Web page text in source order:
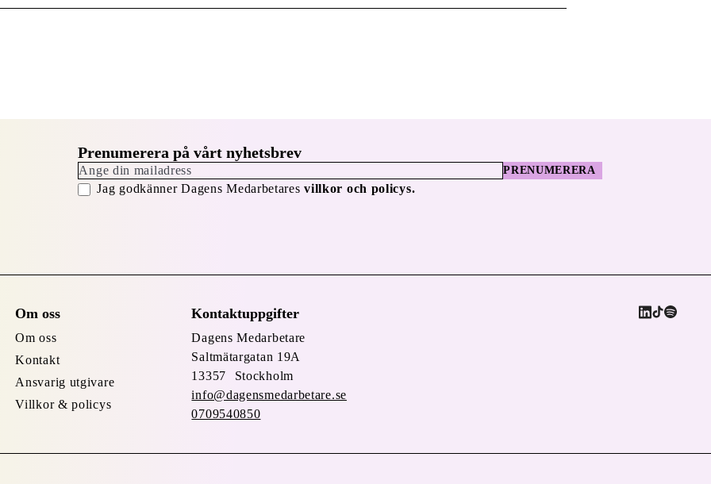
Prenumerera på vårt nyhetsbrev
PRENUMERERA
Jag godkänner Dagens Medarbetaresvillkor och policys.
Om oss
Om oss
Kontakt
Ansvarig utgivare
Villkor & policys
Kontaktuppgifter
Dagens Medarbetare
Saltmätargatan 19A
13357 Stockholm
info@dagensmedarbetare.se
0709540850